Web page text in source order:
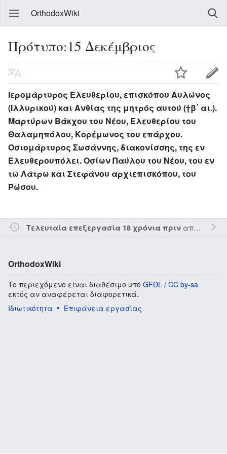
OrthodoxWiki
Πρότυπο:15 Δεκέμβριος
Ιερομάρτυρος Ελευθερίου, επισκόπου Αυλώνος
(Ιλλυρικού) και Ανθίας της μητρός αυτού (†β΄ αι.).
Μαρτύρων Βάκχου του Νέου, Ελευθερίου του
Θαλαμηπόλου, Κορέμωνος του επάρχου.
Οσιομάρτυρος Σωσάννης, διακονίσσης, της εν
Ελευθερουπόλει. Οσίων Παύλου του Νέου, του εν
τω Λάτρω και Στεφάνου αρχιεπισκόπου, του
Ρώσου.
Τελευταία επεξεργασία 18 χρόνια πριναπό τον την
OrthodoxWiki
Το περιεχόμενο είναι διαθέσιμο υπό GFDL / CC by-sa
εκτός αν αναφέρεται διαφορετικά.
Ιδιωτικότητα
Επιφάνεια εργασίας